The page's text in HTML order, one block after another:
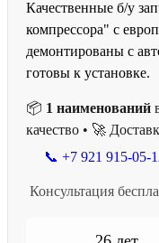
Качественные б/у
компрессора" с
демонтированы с
готовы к установке.
📦 1 наименований
качество • 🚀
📞 +7 921 915-05-
Консультация